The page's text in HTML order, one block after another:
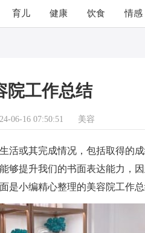
育儿 健康 饮食 情感
院工作总结
06-16 07:50:51 美容
或其完成情况，包括取得的成
够提升我们的书面表达能力，
是小编精心整理的美容院工作总